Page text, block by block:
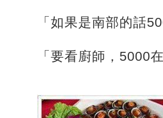
「如果是南部的話
「要看廚師，5000